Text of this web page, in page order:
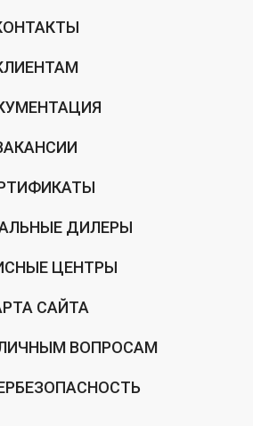
ДИЛЕРЫ
ЦЕНТРЫ
САЙТА
ВОПРОСАМ